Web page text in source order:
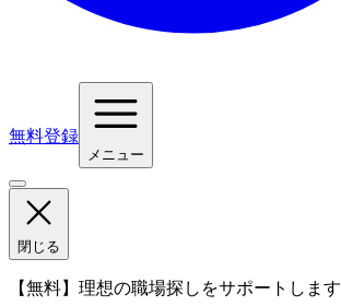
無料登録
メニュー
閉じる
【無料】理想の職場探しをサポートします